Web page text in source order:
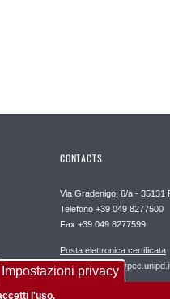
CONTACTS
Via Gradenigo, 6/a - 35131
Telefono +39 049 8277500
Fax +39 049 8277599
Posta elettronica certificata
Impostazioni privacy
l'uso.